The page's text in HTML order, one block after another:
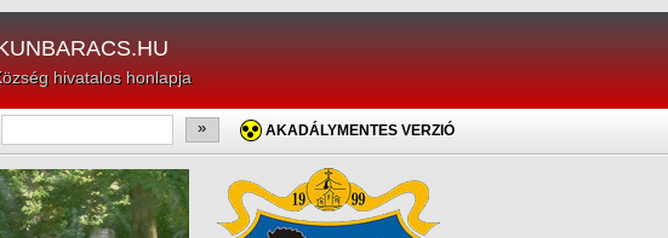
hivatalos honlapja
» AKADÁLYMENTES VERZIÓ